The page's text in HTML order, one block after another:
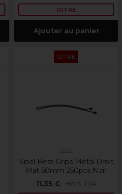
OFFRE
Ajouter au panier
OFFRE
Sibel Best Grips Métal Droit
Mat 50mm 250pcs Noir
11,35 €
Hors TVA